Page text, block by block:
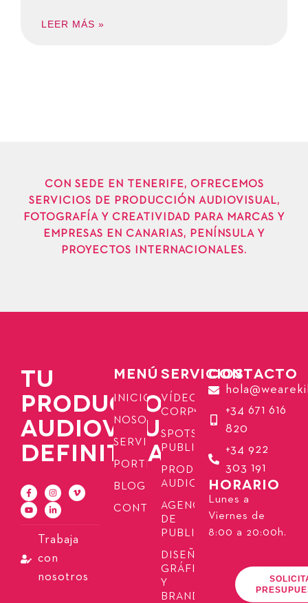
LEER MÁS »
CON SEDE EN TENERIFE, OFRECEMOS
SERVICIOS DE PRODUCCIÓN AUDIOVISUAL,
FOTOGRAFÍA Y CREATIVIDAD PARA MARCAS Y
EMPRESAS EN CANARIAS, PENÍNSULA Y
PROYECTOS INTERNACIONALES.
TU
PRODUCTORA
AUDIOVISUAL
DEFINITIVA
Trabaja
con
nosotros
MENÚ
INICIO
NOSOTROS
SERVICIOS
PORTFOLIO
BLOG
CONTACTO
SERVICIOS
VÍDEOS
CORPORATIVOS
SPOTS
PUBLICITARIOS
PRODUCCIÓN
AUDIOVISUAL
AGENCIA
DE
PUBLICIDAD
DISEÑO
GRÁFICO
Y
BRANDING
CONTACTO
+34 671 616
820
+34 922
303 191
HORARIO
Lunes a
Viernes de
8:00 a 20:00h.